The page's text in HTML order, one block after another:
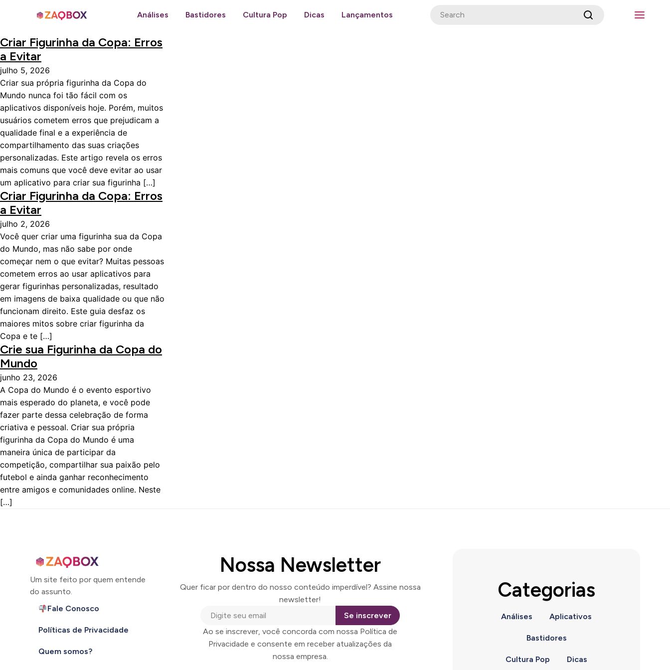
Análises Bastidores Cultura Pop Dicas Lançamentos
Criar Figurinha da Copa: Erros
a Evitar
julho 5, 2026
Criar sua própria figurinha da Copa do
Mundo nunca foi tão fácil com os
aplicativos disponíveis hoje. Porém, muitos
usuários cometem erros que prejudicam a
qualidade final e a experiência de
compartilhamento das suas criações
personalizadas. Este artigo revela os erros
mais comuns que você deve evitar ao usar
um aplicativo para criar sua figurinha […]
Criar Figurinha da Copa: Erros
a Evitar
julho 2, 2026
Você quer criar uma figurinha sua da Copa
do Mundo, mas não sabe por onde
começar nem o que evitar? Muitas pessoas
cometem erros ao usar aplicativos para
gerar figurinhas personalizadas, resultado
em imagens de baixa qualidade ou que não
funcionam direito. Este guia desfaz os
maiores mitos sobre criar figurinha da
Copa e te […]
Crie sua Figurinha da Copa do
Mundo
junho 23, 2026
A Copa do Mundo é o evento esportivo
mais esperado do planeta, e você pode
fazer parte dessa celebração de forma
criativa e pessoal. Criar sua própria
figurinha da Copa do Mundo é uma
maneira única de participar da
competição, compartilhar sua paixão pelo
futebol e ainda ganhar reconhecimento
entre amigos e comunidades online. Neste
[…]
Um site feito por quem entende
do assunto.
Fale Conosco
Políticas de Privacidade
Quem somos?
Nossa Newsletter
Quer ficar por dentro do nosso conteúdo imperdível? Assine nossa
newsletter!
Se inscrever
Ao se inscrever, você concorda com nossa Política de
Privacidade e consente em receber atualizações da
nossa empresa.
Categorias
Análises Aplicativos
Bastidores
Cultura Pop Dicas